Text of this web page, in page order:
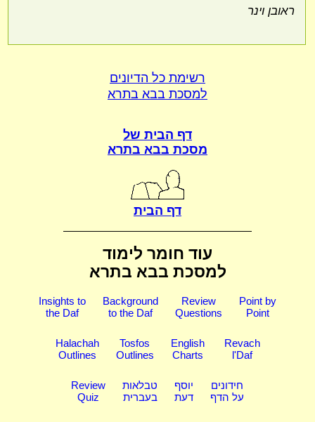
ראובן וינר
רשימת כל הדיונים
למסכת בבא בתרא
דף הבית של
מסכת בבא בתרא
דף הבית
עוד חומר לימוד
למסכת בבא בתרא
Insights to
the Daf
Background
to the Daf
Review
Questions
Point by
Point
Halachah
Outlines
Tosfos
Outlines
English
Charts
Revach
l'Daf
Review
Quiz
טבלאות
בעברית
יוסף
דעת
חידונים
על הדף